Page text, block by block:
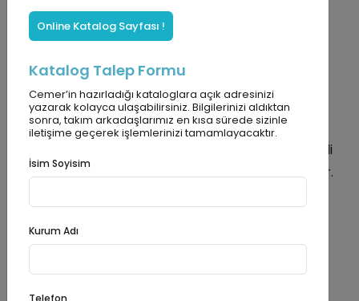
alanları hakkında detaylı bilgiler.
Ürün Özellikleri
Jellyfish Oyun Parkı Kulesi (CDP 108-P),
çocukların hayal gücünü geliştirecek ve eğlenceli
bir oyun deneyimi sunacak şekilde tasarlanmıştır.
dahil eder. Hem zihinsel hem de fiziksel gelişimi
Online Katalog Sayfası !
Katalog Talep Formu
Cemer’in hazırladığı kataloglara açık adresinizi
yazarak kolayca ulaşabilirsiniz. Bilgilerinizi aldıktan
sonra, takım arkadaşlarımız en kısa sürede sizinle
iletişime geçerek işlemlerinizi tamamlayacaktır.
İsim Soyisim
Kurum Adı